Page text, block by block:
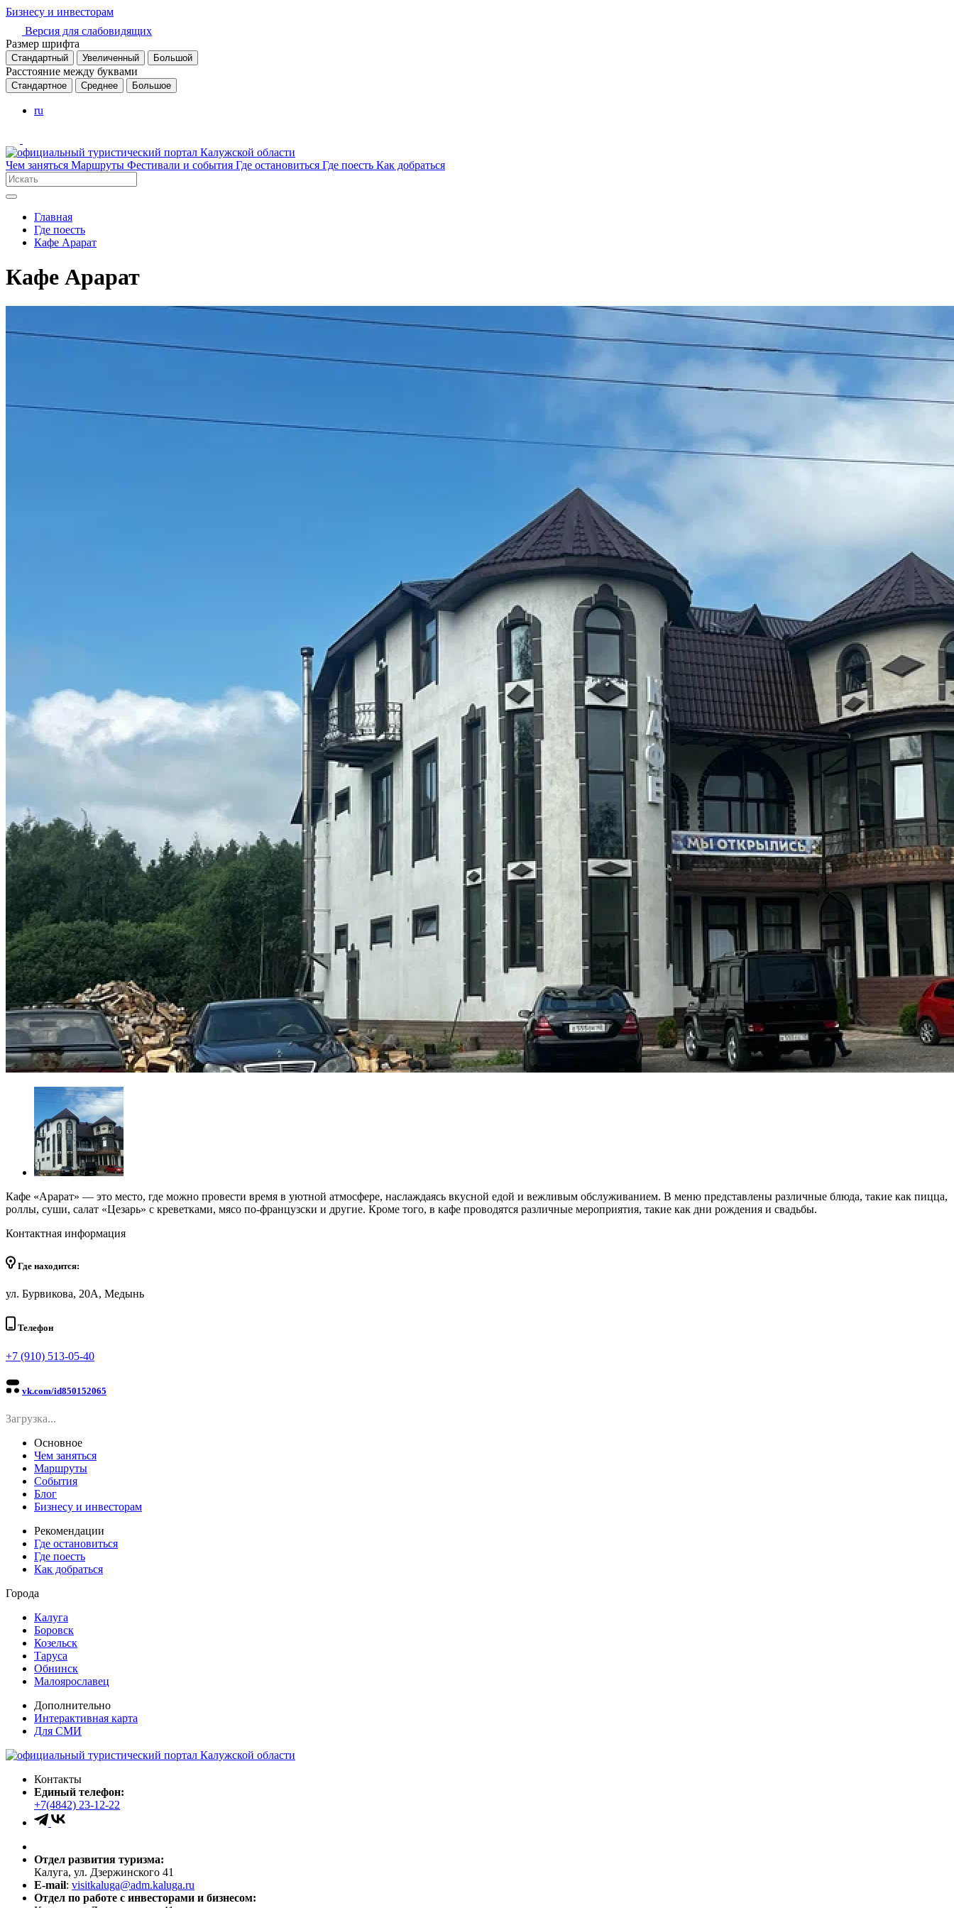
Бизнесу и инвесторам
Версия для слабовидящих
Размер шрифта
Стандартный Увеличенный Большой
Расстояние между буквами
Стандартное Среднее Большое
ru
Чем заняться Маршруты Фестивали и события Где остановиться Где поесть Как добраться
Главная
Где поесть
Кафе Арарат
Кафе Арарат
Кафе «Арарат» — это место, где можно провести время в уютной атмосфере, наслаждаясь вкусной едой и вежливым обслуживанием. В меню представлены различные блюда, такие как пицца,
роллы, суши, салат «Цезарь» с креветками, мясо по-французски и другие. Кроме того, в кафе проводятся различные мероприятия, такие как дни рождения и свадьбы.
Контактная информация
Где находится:
ул. Бурвикова, 20А, Медынь
Телефон
+7 (910) 513-05-40
vk.com/id850152065
Загрузка...
Основное
Чем заняться
Маршруты
События
Блог
Бизнесу и инвесторам
Рекомендации
Где остановиться
Где поесть
Как добраться
Города
Калуга
Боровск
Козельск
Таруса
Обнинск
Малоярославец
Дополнительно
Интерактивная карта
Для СМИ
Контакты
Единый телефон:
+7(4842) 23-12-22
Отдел развития туризма:
Калуга, ул. Дзержинского 41
E-mail: visitkaluga@adm.kaluga.ru
Отдел по работе с инвесторами и бизнесом: